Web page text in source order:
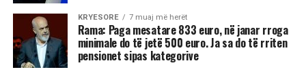
KRYESORE 7 muaj më herët
Rama: Paga mesatare 833 euro, në janar rroga
minimale do të jetë 500 euro. Ja sa do të rriten
pensionet sipas kategorive